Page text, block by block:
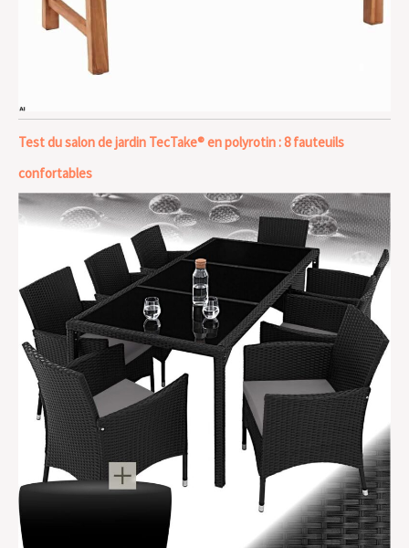
Test du salon de jardin TecTake® en polyrotin : 8 fauteuils
confortables